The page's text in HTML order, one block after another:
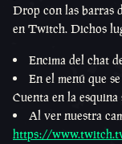
Drop con las barras
en Twitch. Dichos
Encima del chat
En el menú que
Cuenta en la
Al ver nuestra
https://